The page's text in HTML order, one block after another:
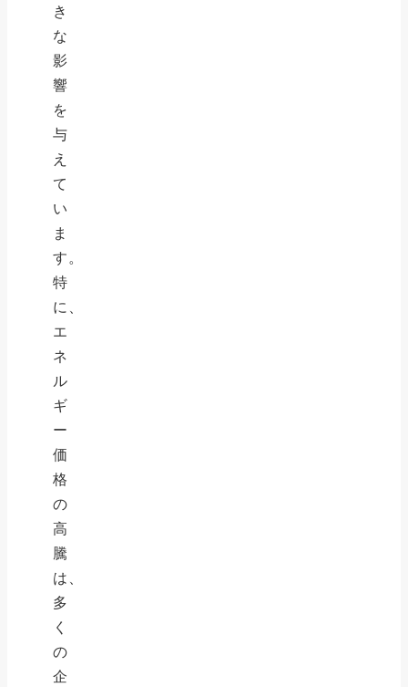
き
な
影
響
を
与
え
て
い
ま
す。
特
に、
エ
ネ
ル
ギ
ー
価
格
の
高
騰
は、
多
く
の
企